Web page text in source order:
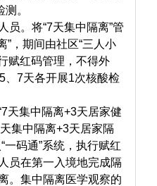
。
。将“7天集中隔离”管
”，期间由社区“三人小
赋红码管理，不得外
、7天各开展1次核酸检
集中隔离+3天居家健
集中隔离+3天居家隔
一码通”系统，执行赋红
员在第一入境地完成隔
。集中隔离医学观察的